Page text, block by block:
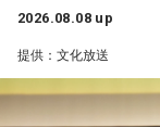
2026.08.08 up
提供：文化放送